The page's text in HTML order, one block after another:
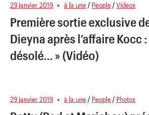
29 janvier 2019 à la une / People /Videos
Première sortie exclusive
Dieyna après l’affaire Kocc :
désolé… » (Vidéo)
29 janvier 2019 à la une / People / Photos